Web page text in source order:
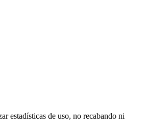
estadísticas de uso, no recabando ni